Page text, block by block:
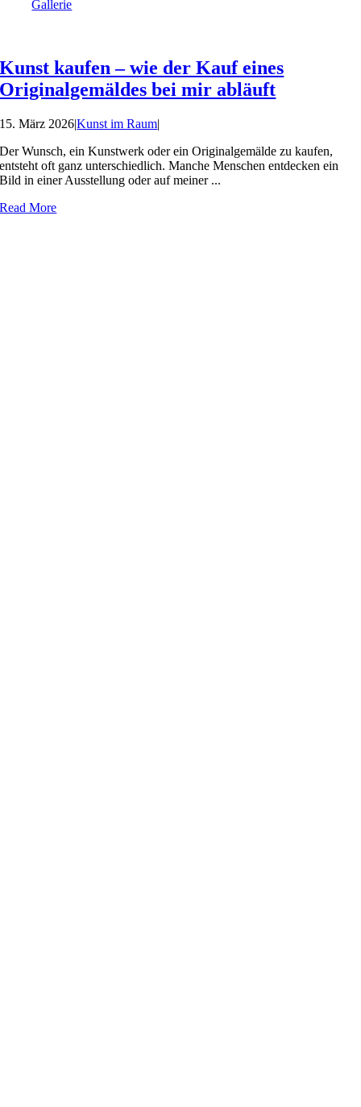
Gallerie
Kunst kaufen – wie der Kauf eines
Originalgemäldes bei mir abläuft
15. März 2026|Kunst im Raum|
Der Wunsch, ein Kunstwerk oder ein Originalgemälde zu kaufen,
entsteht oft ganz unterschiedlich. Manche Menschen entdecken ein
Bild in einer Ausstellung oder auf meiner ...
Read More